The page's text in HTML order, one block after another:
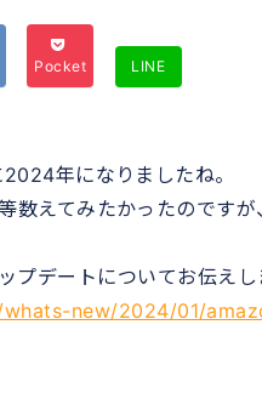
Pocket LINE
年になりましたね。
数えてみたかったのです
デートについてお伝えし
new/2024/01/